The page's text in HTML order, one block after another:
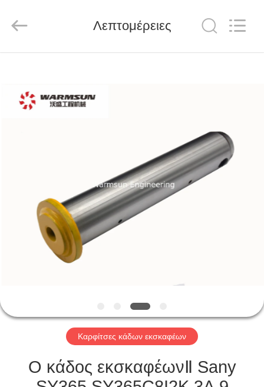
ΠΡΟΪΌΝΤΑ
ΕΡΓΟΣΤΑΣΊΩΝ
ΠΟΙΟΤΙΚΌΣ
ΈΛΕΓΧΟΣ
ΜΑΣ
ΕΛΆΤΕ
ΕΠΑΦΉ
Co.,
Reserved.
Λεπτομέρειες
Καρφίτσες κάδων εκσκαφέων
Ο κάδος εκσκαφέωνⅡ Sany